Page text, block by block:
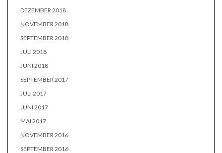
DEZEMBER 2018
NOVEMBER 2018
SEPTEMBER 2018
JULI 2018
JUNI 2018
SEPTEMBER 2017
JULI 2017
JUNI 2017
MAI 2017
NOVEMBER 2016
SEPTEMBER 2016